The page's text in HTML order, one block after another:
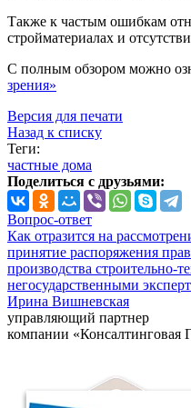
Также к частым ошибкам
стройматериалах и
С полным обзором можно
зрения»
Версия для печати
Назад к списку
Теги:
частные дома
Поделиться с друзьями:
Вопрос-ответ
Как отразится на
принятие распоряжения
производства строительно-
негосударственными
Ирина Вишневская
управляющий партнер
компании